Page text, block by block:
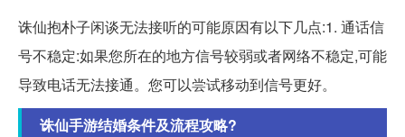
诛仙抱朴子闲谈无法接听的可能原因有以下几点:1. 通话信
号不稳定:如果您所在的地方信号较弱或者网络不稳定,可能
导致电话无法接通。您可以尝试移动到信号更好。
诛仙手游结婚条件及流程攻略?